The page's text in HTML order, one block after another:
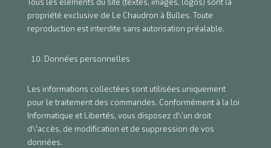
propriété exclusive de Le Chaudron à Bulles. Toute
reproduction est interdite sans autorisation préalable.
Données personnelles
Les informations collectées sont utilisées uniquement
pour le traitement des commandes. Conformément à la loi
Informatique et Libertés, vous disposez d\'un droit
d\'accès, de modification et de suppression de vos
données.